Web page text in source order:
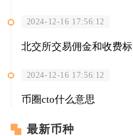
2024-12-16 17:56:12
北交所交易佣金和收费
2024-12-16 17:56:12
币圈cto什么意思
最新币种